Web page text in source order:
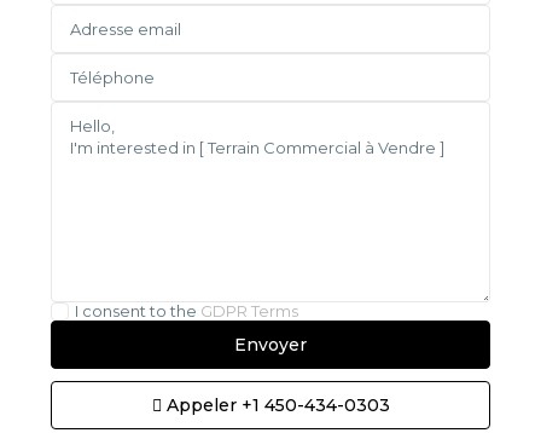
I consent to the GDPR Terms
Appeler +1 450-434-0303